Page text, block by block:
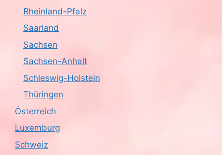
Rheinland-Pfalz
Saarland
Sachsen
Sachsen-Anhalt
Schleswig-Holstein
Thüringen
Österreich
Luxemburg
Schweiz